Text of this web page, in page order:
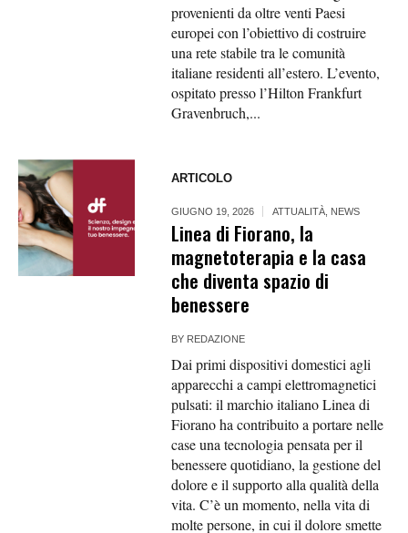
provenienti da oltre venti Paesi
europei con l’obiettivo di costruire
una rete stabile tra le comunità
italiane residenti all’estero. L’evento,
ospitato presso l’Hilton Frankfurt
Gravenbruch,...
ARTICOLO
GIUGNO 19, 2026 ATTUALITÀ NEWS
Linea di Fiorano, la
magnetoterapia e la casa
che diventa spazio di
benessere
BY REDAZIONE
Dai primi dispositivi domestici agli
apparecchi a campi elettromagnetici
pulsati: il marchio italiano Linea di
Fiorano ha contribuito a portare nelle
case una tecnologia pensata per il
benessere quotidiano, la gestione del
dolore e il supporto alla qualità della
vita. C’è un momento, nella vita di
molte persone, in cui il dolore smette